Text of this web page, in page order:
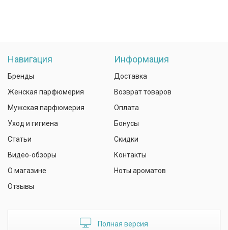
Навигация
Бренды
Женская парфюмерия
Мужская парфюмерия
Уход и гигиена
Статьи
Видео-обзоры
О магазине
Отзывы
Информация
Доставка
Возврат товаров
Оплата
Бонусы
Скидки
Контакты
Ноты ароматов
Полная версия